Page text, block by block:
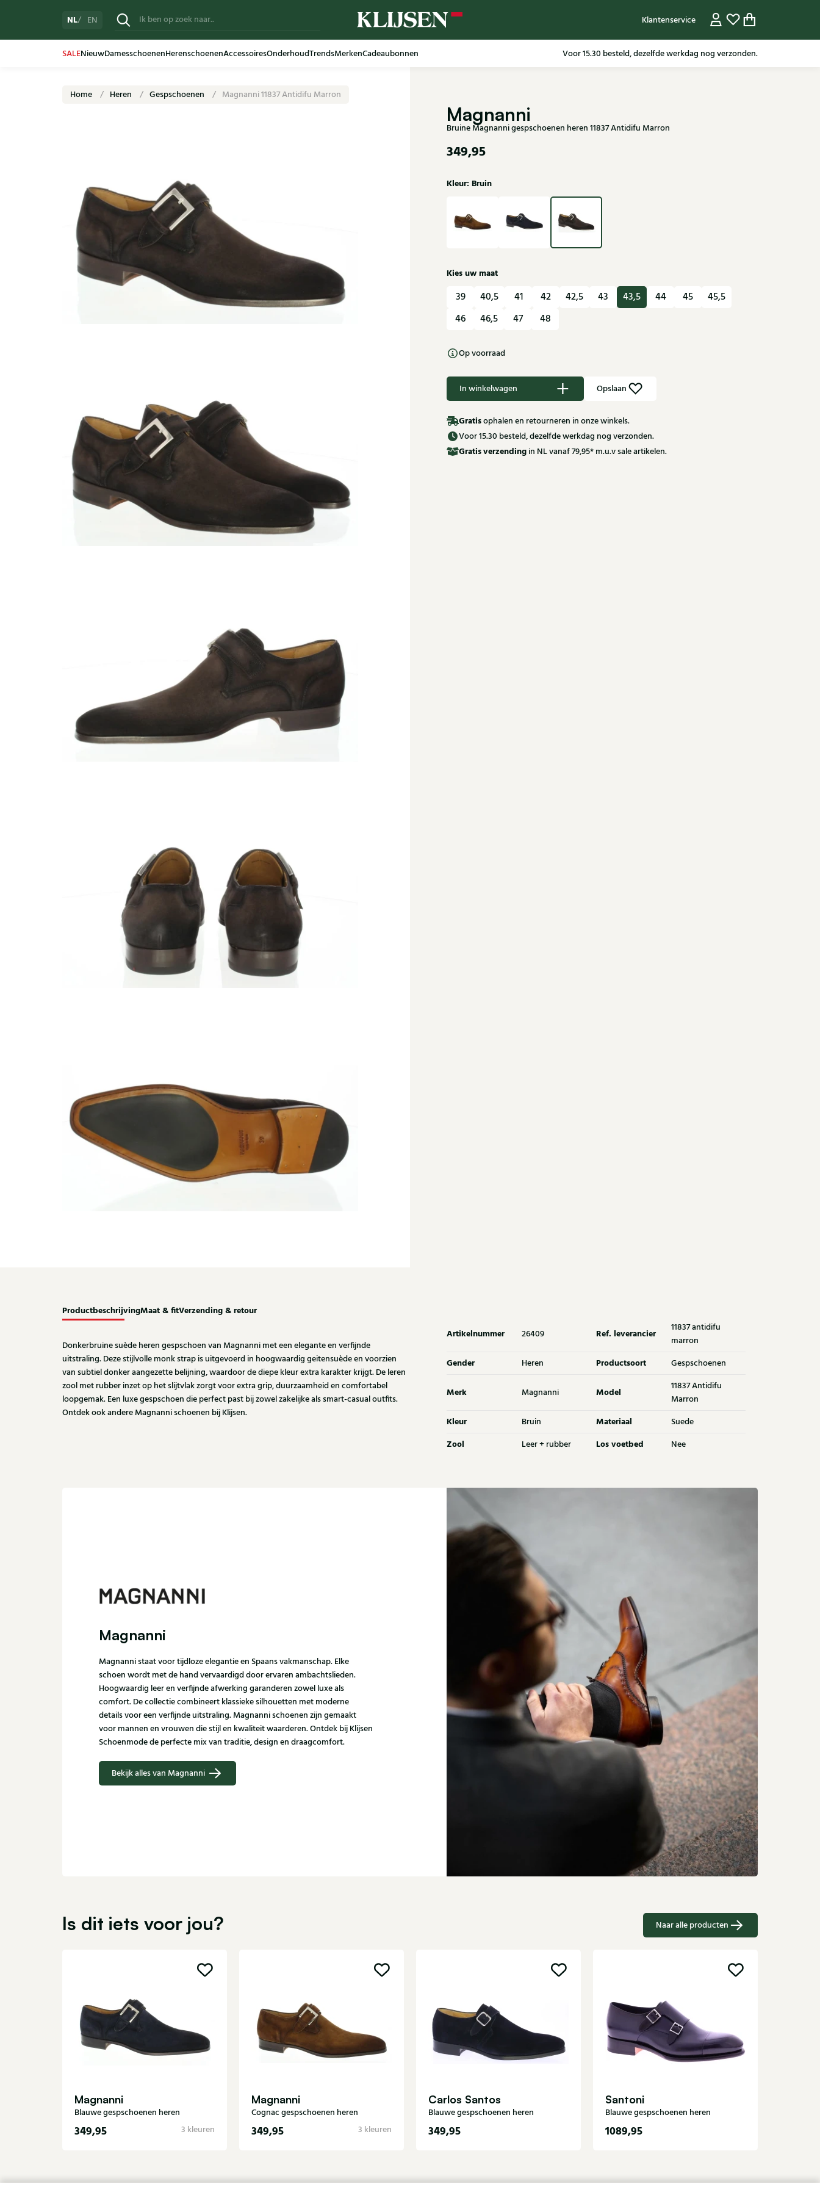
NL EN Klantenservice
SALENieuwDamesschoenenHerenschoenenAccessoiresOnderhoudTrendsMerkenCadeaubonnen Gratis verzending in NL vanaf 79,95* m.u.v sale artikelen.
Home Heren Gespschoenen Magnanni 11837 Antidifu Marron
Magnanni
Bruine Magnanni gespschoenen heren 11837 Antidifu Marron
349,95
Kleur: Bruin
Kies uw maat
39 40,5 41 42 42,5 43 43,5 44 45
45,5
46
46,5 47 48
Op voorraad
In winkelwagen Opslaan
Gratisophalen en retourneren in onze winkels.
Voor 15.30 besteld, dezelfde werkdag nog verzonden.
Gratisverzending in NL vanaf 79,95* m.u.v sale artikelen.
ProductbeschrijvingMaat & fitVerzending & retour
Donkerbruine suède heren gespschoen van Magnanni met een elegante en verfijnde
uitstraling. Deze stijlvolle monk strap is uitgevoerd in hoogwaardig geitensuède en voorzien
van subtiel donker aangezette belijning, waardoor de diepe kleur extra karakter krijgt. De leren
zool met rubber inzet op het slijtvlak zorgt voor extra grip, duurzaamheid en comfortabel
loopgemak. Een luxe gespschoen die perfect past bij zowel zakelijke als smart-casual outfits.
Ontdek ook andere Magnanni schoenen bij Klijsen.
Artikelnummer 26409 Ref. leverancier
11837 antidifu
marron
Gender Heren Productsoort Gespschoenen
Merk Magnanni Model
11837 Antidifu
Marron
Kleur Bruin Materiaal Suede
Zool Leer + rubber Los voetbed Nee
Magnanni
Magnanni staat voor tijdloze elegantie en Spaans vakmanschap. Elke
schoen wordt met de hand vervaardigd door ervaren ambachtslieden.
Hoogwaardig leer en verfijnde afwerking garanderen zowel luxe als
comfort. De collectie combineert klassieke silhouetten met moderne
details voor een verfijnde uitstraling. Magnanni schoenen zijn gemaakt
voor mannen en vrouwen die stijl en kwaliteit waarderen. Ontdek bij Klijsen
Schoenmode de perfecte mix van traditie, design en draagcomfort.
Bekijk alles van Magnanni
Is dit iets voor jou? Naar alle producten
Magnanni
Blauwe gespschoenen heren
349,95 3 kleuren
Magnanni
Cognac gespschoenen heren
349,95 3 kleuren
Carlos Santos
Blauwe gespschoenen heren
349,95
Santoni
Blauwe gespschoenen heren
1089,95